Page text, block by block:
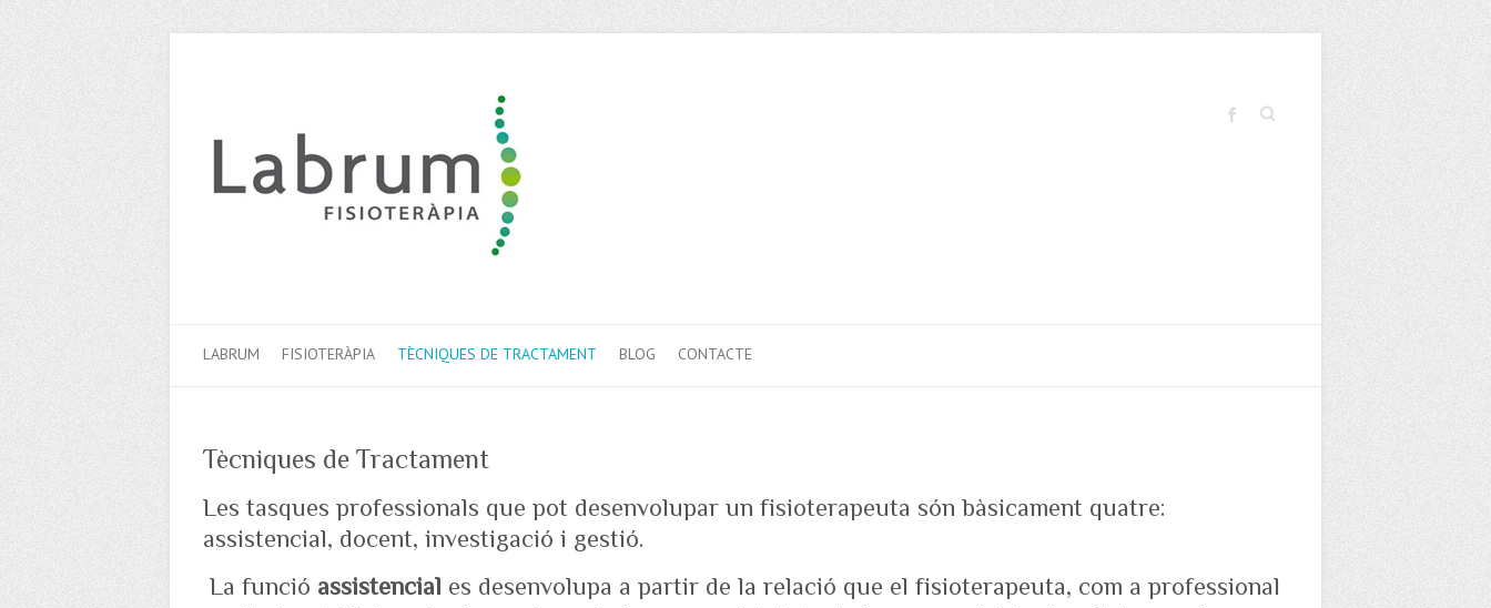
Buscar
LABRUM FISIOTERÀPIA TÈCNIQUES DE TRACTAMENT BLOG CONTACTE
Tècniques de Tractament
Les tasques professionals que pot desenvolupar un fisioterapeuta són bàsicament quatre:
assistencial, docent, investigació i gestió.
La funció assistencial es desenvolupa a partir de la relació que el fisioterapeuta, com a professional